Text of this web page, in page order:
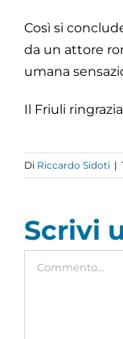
Così si
da un attore
umana
Il Friuli
Di Riccardo Sidoti |
Scrivi
Commento